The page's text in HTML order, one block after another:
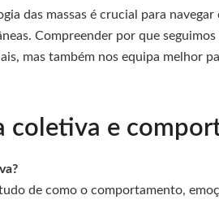
das massas é crucial para
Compreender por que
mas também nos equipa melhor
coletiva e
de como o comportamento,